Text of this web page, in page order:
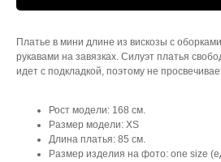
Платье в мини длине из вискозы с
рукавами на завязках. Силуэт платья
идет с подкладкой, поэтому не
Рост модели: 168 см.
Размер модели: XS
Длина платья: 85 см.
Размер изделия на фото: one size